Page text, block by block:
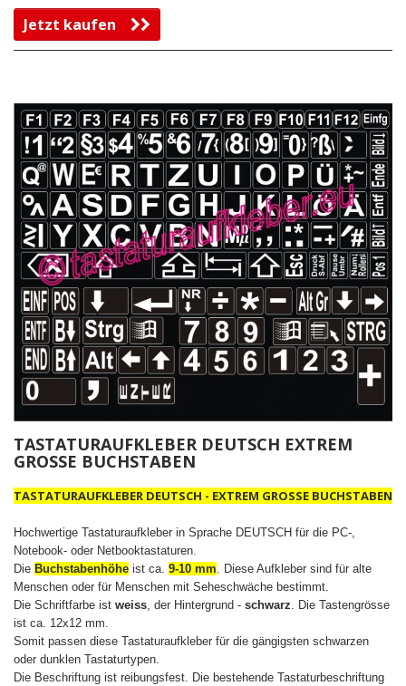
Jetzt kaufen
TASTATURAUFKLEBER DEUTSCH EXTREM
GROSSE BUCHSTABEN
TASTATURAUFKLEBER DEUTSCH - EXTREM GROSSE BUCHSTABEN
Hochwertige Tastaturaufkleber in Sprache DEUTSCH für die PC-,
Notebook- oder Netbooktastaturen.
Die Buchstabenhöhe ist ca. 9-10 mm. Diese Aufkleber sind für alte
Menschen oder für Menschen mit Seheschwäche bestimmt.
Die Schriftfarbe ist weiss, der Hintergrund - schwarz. Die Tastengrösse
ist ca. 12x12 mm.
Somit passen diese Tastaturaufkleber für die gängigsten schwarzen
oder dunklen Tastaturtypen.
Die Beschriftung ist reibungsfest. Die bestehende Tastaturbeschriftung